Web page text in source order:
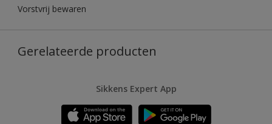
Vorstvrij bewaren
Gerelateerde producten
Sikkens Expert App